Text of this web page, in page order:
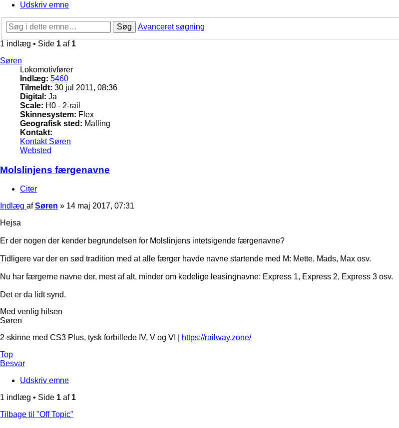
Udskriv emne
Søg
Avanceret søgning
1 indlæg • Side 1 af 1
Søren
Lokomotivfører
Indlæg: 5460
Tilmeldt: 30 jul 2011, 08:36
Digital: Ja
Scale: H0 - 2-rail
Skinnesystem: Flex
Geografisk sted: Malling
Kontakt:
Kontakt Søren
Websted
Molslinjens færgenavne
Citer
Indlæg afSøren » 14 maj 2017, 07:31
Hejsa
Er der nogen der kender begrundelsen for Molslinjens intetsigende færgenavne?
Tidligere var der en sød tradition med at alle færger havde navne startende med M: Mette, Mads, Max osv.
Nu har færgerne navne der, mest af alt, minder om kedelige leasingnavne: Express 1, Express 2, Express 3 osv.
Det er da lidt synd.
Med venlig hilsen
Søren
2-skinne med CS3 Plus, tysk forbillede IV, V og VI |
https://railway.zone/
Top
Besvar
Udskriv emne
1 indlæg • Side 1 af 1
Tilbage til "Off Topic"